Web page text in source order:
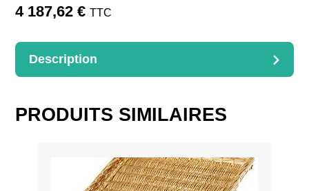
forgé
4 187,62€ TTC
Description
coffre
PRODUITS SIMILAIRES